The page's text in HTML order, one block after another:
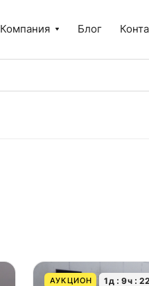
Компания Блог
АУКЦИОН 1д 9ч 22